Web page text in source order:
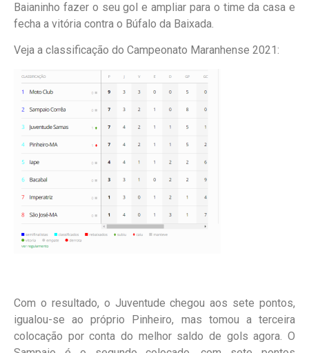
Baianinho fazer o seu gol e ampliar para o time da casa e
fecha a vitória contra o Búfalo da Baixada.
Veja a classificação do Campeonato Maranhense 2021:
Com o resultado, o Juventude chegou aos sete pontos,
igualou-se ao próprio Pinheiro, mas tomou a terceira
colocação por conta do melhor saldo de gols agora. O